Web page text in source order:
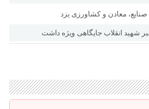
معادن و کشاورزی یزد
انقلاب جایگاهی ویژه داشت